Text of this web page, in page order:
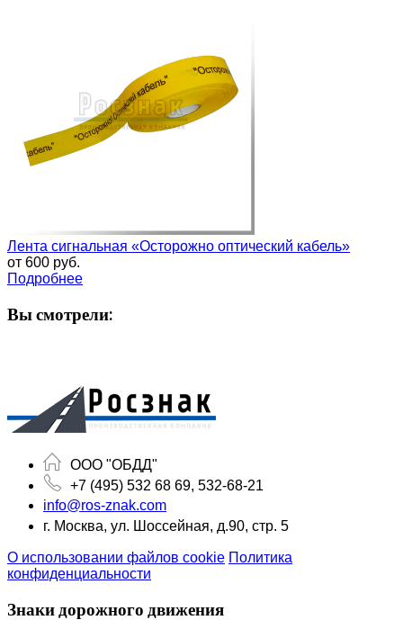
Лента сигнальная «Осторожно оптический кабель»
от 600 руб.
Подробнее
Вы смотрели:
ООО "ОБДД"
+7 (495) 532 68 69, 532-68-21
info@ros-znak.com
г. Москва, ул. Шоссейная, д.90, стр. 5
О использовании файлов cookie Политика
конфиденциальности
Знаки дорожного движения